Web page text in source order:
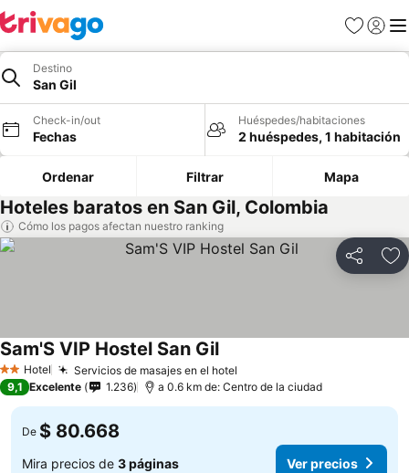
Favoritos
Iniciar
Destino
San Gil
Check-in/out
Fechas
Huéspedes/habitaciones
2 huéspedes, 1 habitación
Ordenar Filtrar Mapa
Hoteles baratos en San Gil, Colombia
Cómo los pagos afectan nuestro ranking
Compartir
2 Estrellas
Hotel Servicios de masajes en el hotel
Sam'S VIP Hostel San Gil
9,1 Excelente 1.236 a 0.6 km de: Centro de la ciudad
De $ 80.668
Mira precios de 3 páginas Ver precios